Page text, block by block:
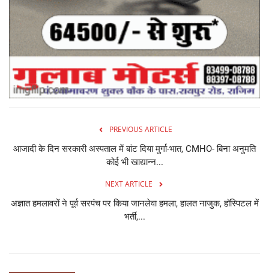
PREVIOUS ARTICLE
आजादी के दिन सरकारी अस्पताल में बांट दिया मुर्गा-भात, CMHO- बिना अनुमति
कोई भी खाद्यान्न...
NEXT ARTICLE
अज्ञात हमलावरों ने पूर्व सरपंच पर किया जानलेवा हमला, हालत नाजुक, हॉस्पिटल में
भर्ती,...